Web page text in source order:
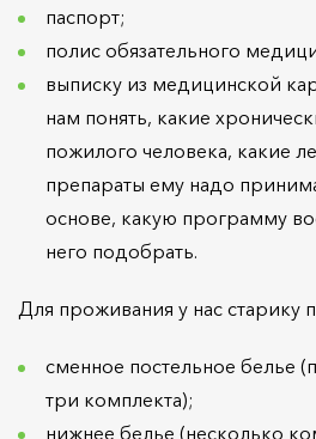
паспорт;
полис обязательного
выписку из медицинской
нам понять, какие
пожилого человека, какие
препараты ему надо
основе, какую программу
него подобрать.
Для проживания у нас старику
сменное постельное белье
три комплекта);
нижнее белье (несколько